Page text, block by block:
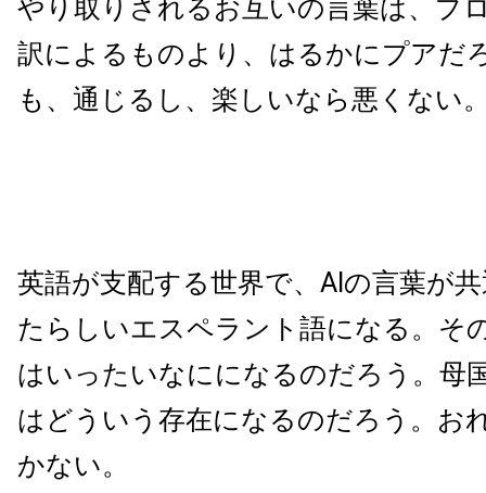
やり取りされるお互いの言葉は、プ
訳によるものより、はるかにプアだ
も、通じるし、楽しいなら悪くない
英語が支配する世界で、AIの言葉が
たらしいエスペラント語になる。そ
はいったいなにになるのだろう。母
はどういう存在になるのだろう。お
かない。